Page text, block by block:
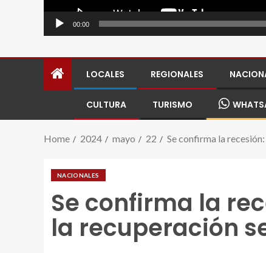
00:00
LOCALES REGIONALES
CULTURA TURISMO
Home 2024 mayo 22 Se confirma la
NACIONALES
Se confirma la
la recuperación